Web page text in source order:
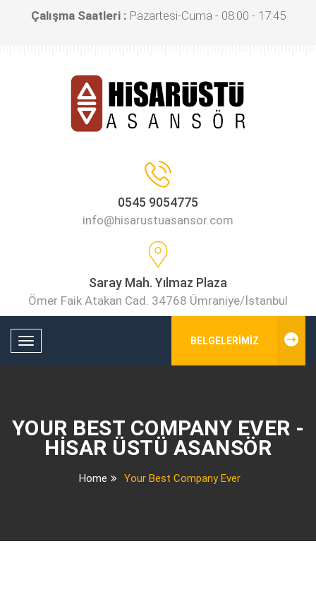
Çalışma Saatleri :Pazartesi-Cuma - 08:00 - 17:45
0545 9054775
info@hisarustuasansor.com
Saray Mah. Yılmaz Plaza
Ömer Faik Atakan Cad. 34768 Ümraniye/İstanbul
Toggle
BELGELERIMIZ
YOUR BEST COMPANY EVER -
HISAR ÜSTÜ ASANSÖR
Home Your Best Company Ever